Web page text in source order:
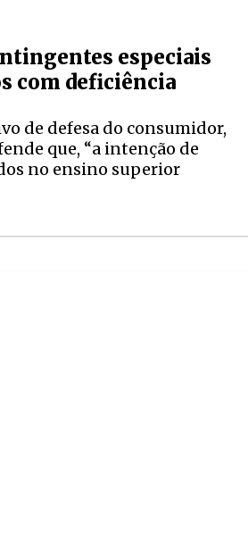
especiais
com deficiência
de defesa do consumidor,
que, “a intenção de
no ensino superior